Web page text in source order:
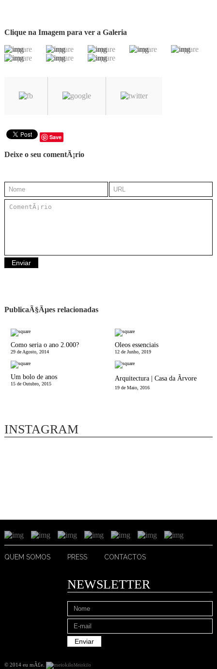
Clique na Imagem para ver a Galeria
Save
Deixe o seu comentÃ¡rio
PublicaÃ§Ãµes relacionadas
Como seria o ano 2.000?
29 de Agosto, 2014
Oleos essenciais
12 de Junho, 2019
Um bolo de anos
15 de Outubro, 2015
Arquitectura | Casa da Ãrvore
19 de Maio, 2016
INSTAGRAM
QUEM SOMOS PRESS CONTACTOS
NEWSLETTER
© 2014 eu mÃ£e. Meiokilo